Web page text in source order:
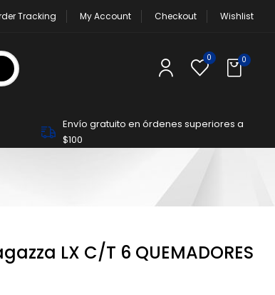
Tracking My Account Checkout Wishlist
0 0
Envío gratuito en órdenes superiores a
$100
LX C/T 6 QUEMADORES